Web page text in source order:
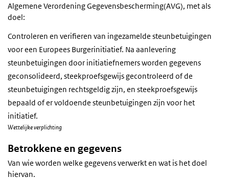
Algemene Verordening Gegevensbescherming(AVG), met als
doel:
Controleren en verifieren van ingezamelde steunbetuigingen
voor een Europees Burgerinitiatief. Na aanlevering
steunbetuigingen door initiatiefnemers worden gegevens
geconsolideerd, steekproefsgewijs gecontroleerd of de
steunbetuigingen rechtsgeldig zijn, en steekproefsgewijs
bepaald of er voldoende steunbetuigingen zijn voor het
initiatief.
Wettelijke verplichting
Betrokkene en gegevens
Van wie worden welke gegevens verwerkt en wat is het doel
hiervan.